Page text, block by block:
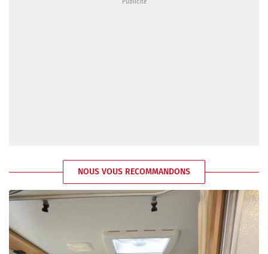
NOUS VOUS RECOMMANDONS